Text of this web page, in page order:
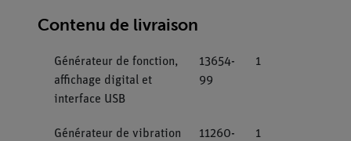
Contenu de livraison
Générateur de fonction,
affichage digital et
interface USB
13654-
99
1
Générateur de vibration
11260-
1